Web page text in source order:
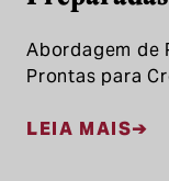
Abordagem de
Prontas para
LEIA MAIS